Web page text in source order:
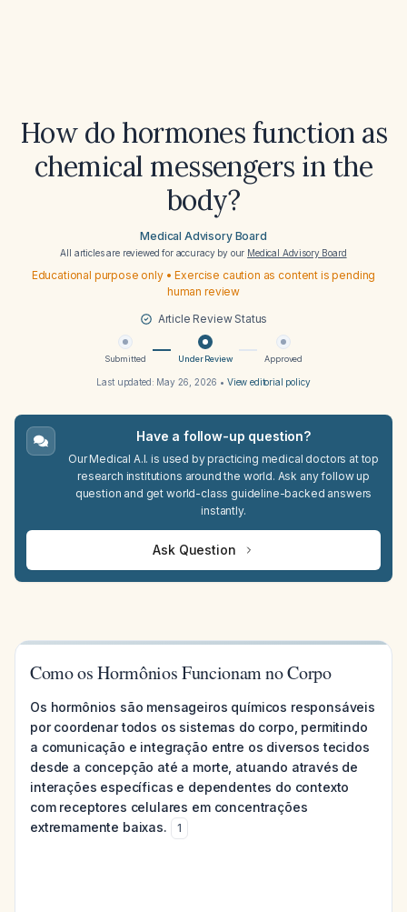
How do hormones function as
chemical messengers in the
body?
Medical Advisory Board
All articles are reviewed for accuracy by our Medical Advisory Board
Educational purpose only • Exercise caution as content is pending
human review
Article Review Status
Submitted Under Review Approved
Last updated: May 26, 2026 • View editorial policy
Have a follow-up question?
Our Medical A.I. is used by practicing medical doctors at top
research institutions around the world. Ask any follow up
question and get world-class guideline-backed answers
instantly.
Ask Question
Como os Hormônios Funcionam no Corpo
Os hormônios são mensageiros químicos responsáveis
por coordenar todos os sistemas do corpo, permitindo
a comunicação e integração entre os diversos tecidos
desde a concepção até a morte, atuando através de
interações específicas e dependentes do contexto
com receptores celulares em concentrações
extremamente baixas.
1